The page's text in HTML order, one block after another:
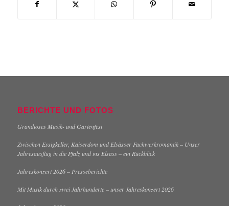
BERICHTE UND FOTOS
Grandioses Musik- und Gartenfest
Zwischen Essigkeller, Kaiserdom und Elsässer Fachwerkromantik – Unser
Jahresausflug in die Pfalz und ins Elsass – ein Rückblick
Jahreskonzert 2026 – Presseberichte
Mit Musik durch zwei Jahrhunderte – unser Jahreskonzert 2026